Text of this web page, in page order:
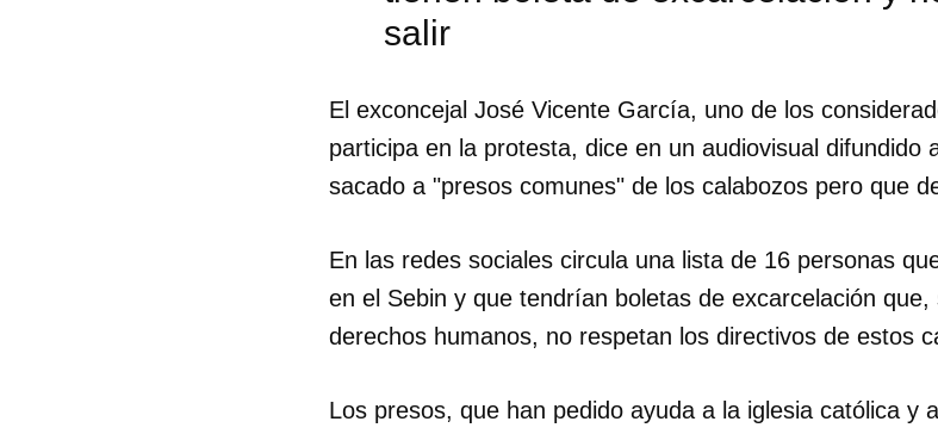
salir
El exconcejal José Vicente García, uno de los
participa en la protesta, dice en un audiovisual difundido
sacado a "presos comunes" de los calabozos pero que
En las redes sociales circula una lista de 16 personas
en el Sebin y que tendrían boletas de excarcelación
derechos humanos, no respetan los directivos de estos
Los presos, que han pedido ayuda a la iglesia católica y